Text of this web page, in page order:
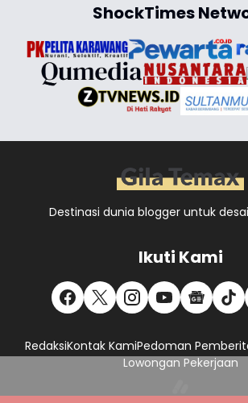
ShockTimes
Destinasi dunia blogger untuk
Ikuti Kami
RedaksiKontak KamiPedoman
Lowongan Pekerjaan